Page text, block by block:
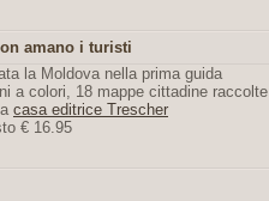
amano i turisti
la Moldova nella prima guida
a colori, 18 mappe cittadine raccolte
casa editrice Trescher
€ 16.95